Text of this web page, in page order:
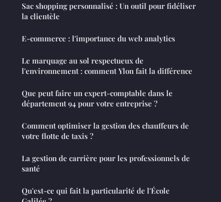
Sac shopping personnalisé : Un outil pour fidéliser
la clientèle
E-commerce : l'importance du web analytics
Le marquage au sol respectueux de
l'environnement : comment Ylon fait la différence
Que peut faire un expert-comptable dans le
département 94 pour votre entreprise ?
Comment optimiser la gestion des chauffeurs de
votre flotte de taxis ?
La gestion de carrière pour les professionnels de
santé
Qu'est-ce qui fait la particularité de l'École